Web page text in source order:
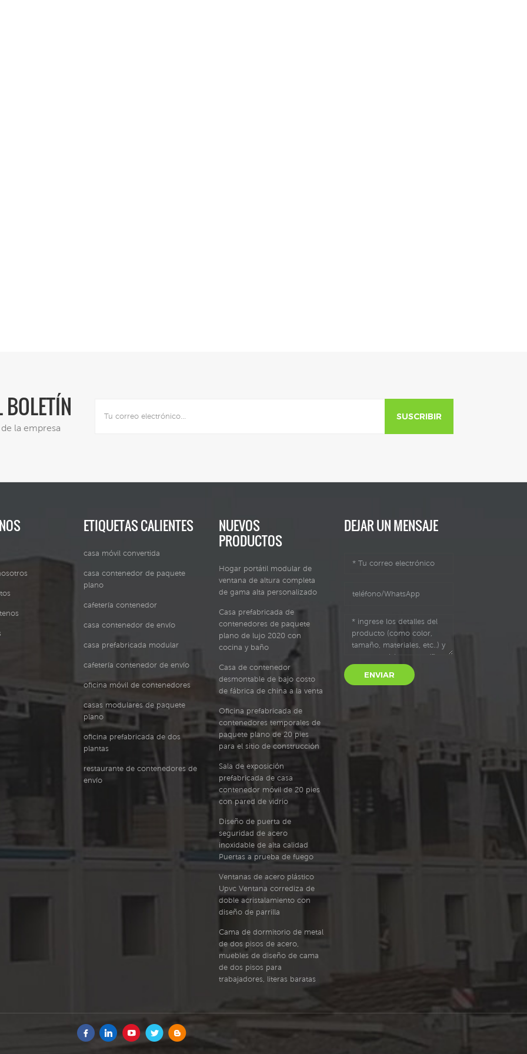
la empresa
SUSCRIBIR
ETIQUETAS CALIENTES
casa móvil convertida
casa contenedor de paquete
plano
cafetería contenedor
casa contenedor de envío
casa prefabricada modular
cafetería contenedor de envío
oficina móvil de contenedores
casas modulares de paquete
plano
oficina prefabricada de dos
plantas
restaurante de contenedores de
envío
NUEVOS
PRODUCTOS
Hogar portátil modular de
ventana de altura completa
de gama alta personalizado
Casa prefabricada de
contenedores de paquete
plano de lujo 2020 con
cocina y baño
Casa de contenedor
desmontable de bajo costo
de fábrica de china a la venta
Oficina prefabricada de
contenedores temporales de
paquete plano de 20 pies
para el sitio de construcción
Sala de exposición
prefabricada de casa
contenedor móvil de 20 pies
con pared de vidrio
Diseño de puerta de
seguridad de acero
inoxidable de alta calidad
Puertas a prueba de fuego
Ventanas de acero plástico
Upvc Ventana corrediza de
doble acristalamiento con
diseño de parrilla
Cama de dormitorio de metal
de dos pisos de acero,
muebles de diseño de cama
de dos pisos para
trabajadores, literas baratas
DEJAR UN MENSAJE
ENVIAR